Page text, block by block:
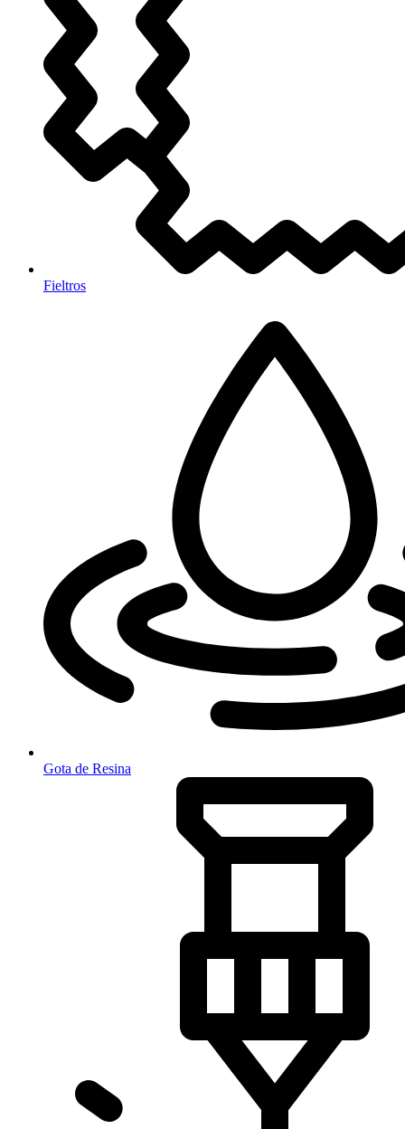
Fieltros
Gota de Resina